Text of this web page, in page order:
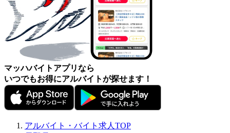
マッハバイトアプリなら
いつでもお得にアルバイトが探せます！
アルバイト・バイト求人TOP